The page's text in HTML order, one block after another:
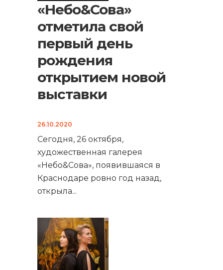
«Небо&Сова»
отметила свой
первый день
рождения
открытием новой
выставки
26.10.2020
Сегодня, 26 октября,
художественная галерея
«Небо&Сова», появившаяся в
Краснодаре ровно год назад,
открыла...